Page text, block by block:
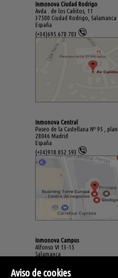
Inmonova Ciudad Rodrigo
Avda . de los Cañitos, 11
37500 Ciudad Rodrigo, Salamanca
España
(+34)695.678.703
Inmonova Central
Paseo de la Castellana Nº 95 ,
28046 Madrid
España
(+34)910.052.593
Inmonova Campus
Alfonso VI 13-15
Salamanca
(+34)923.994.678
Aviso de cookies